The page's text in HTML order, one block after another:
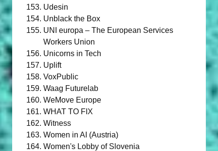
Udesin
Unblack the Box
UNI europa – The European Services
Workers Union
Unicorns in Tech
Uplift
VoxPublic
Waag Futurelab
WeMove Europe
WHAT TO FIX
Witness
Women in AI (Austria)
Women's Lobby of Slovenia